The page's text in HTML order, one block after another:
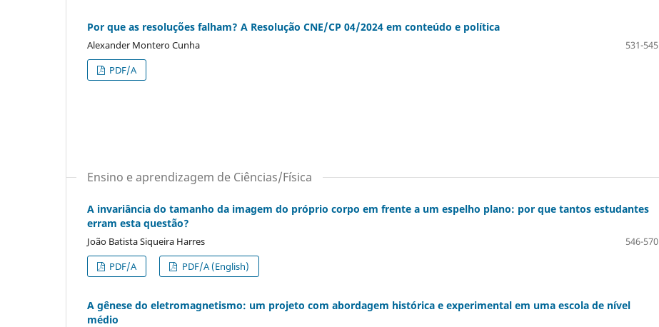
Por que as resoluções falham? A Resolução CNE/CP 04/2024 em conteúdo e política
Alexander Montero Cunha
531-545
PDF/A
Ensino e aprendizagem de Ciências/Física
A invariância do tamanho da imagem do próprio corpo em frente a um espelho plano: por que tantos estudantes
erram esta questão?
João Batista Siqueira Harres
546-570
PDF/A
PDF/A (English)
A gênese do eletromagnetismo: um projeto com abordagem histórica e experimental em uma escola de nível
médio